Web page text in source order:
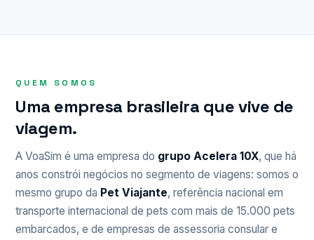
QUEM SOMOS
Uma empresa brasileira que vive de
viagem.
A VoaSim é uma empresa do grupo Acelera 10X, que há
anos constrói negócios no segmento de viagens: somos o
mesmo grupo da Pet Viajante, referência nacional em
transporte internacional de pets com mais de 15.000 pets
embarcados, e de empresas de assessoria consular e